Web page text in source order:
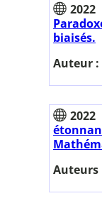
2022
biaisés.
Auteur :
2022
Auteurs